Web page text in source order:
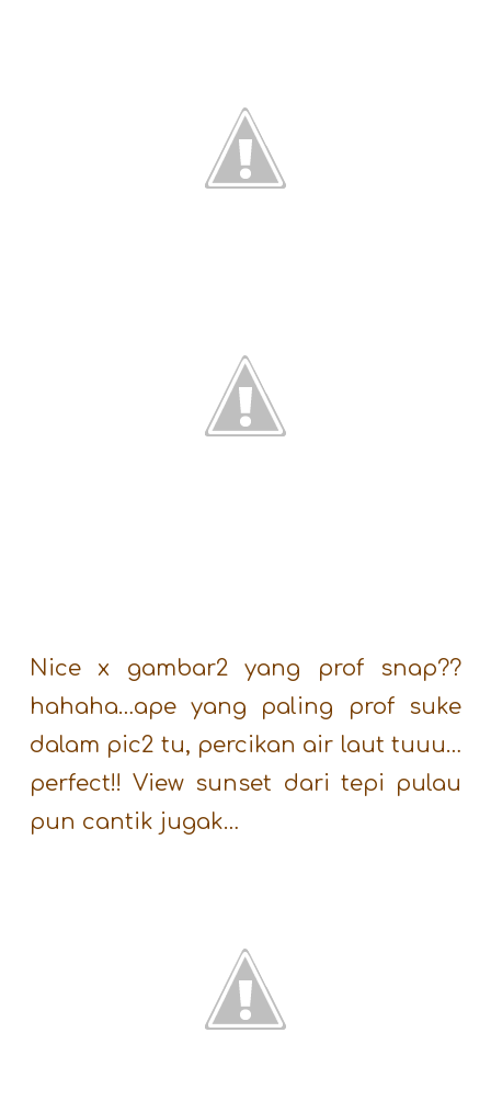
Nice x gambar2 yang prof snap??
hahaha…ape yang paling prof suke
dalam pic2 tu, percikan air laut tuuu…
perfect!!View sunset dari tepi pulau
pun cantik jugak…